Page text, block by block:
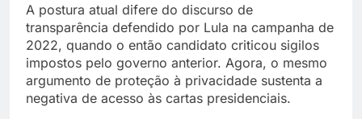
A postura atual difere do discurso de
transparência defendido por Lula na campanha de
2022, quando o então candidato criticou sigilos
impostos pelo governo anterior. Agora, o mesmo
argumento de proteção à privacidade sustenta a
negativa de acesso às cartas presidenciais.